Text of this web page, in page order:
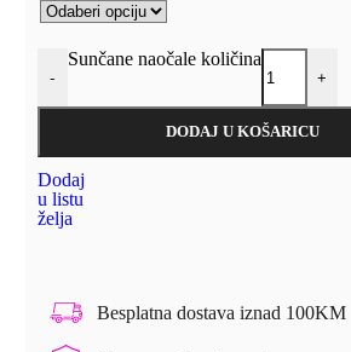
-
Sunčane naočale količina
+
DODAJ U KOŠARICU
Dodaj
u listu
želja
Besplatna dostava iznad 100KM